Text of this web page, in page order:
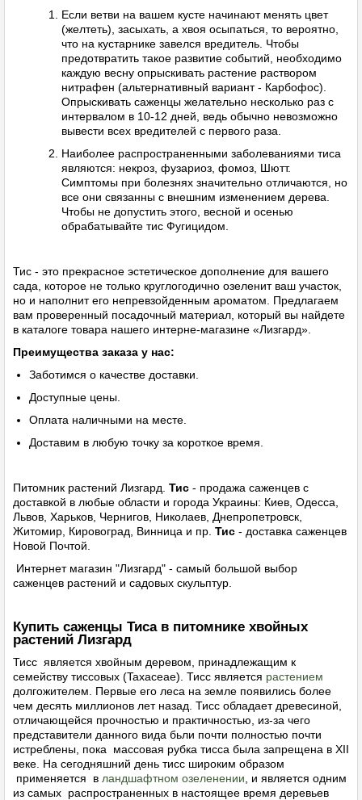
Если ветви на вашем кусте начинают менять цвет
(желтеть), засыхать, а хвоя осыпаться, то вероятно,
что на кустарнике завелся вредитель. Чтобы
предотвратить такое развитие событий, необходимо
каждую весну опрыскивать растение раствором
нитрафен (альтернативный вариант - Карбофос).
Опрыскивать саженцы желательно несколько раз с
интервалом в 10-12 дней, ведь обычно невозможно
вывести всех вредителей с первого раза.
Наиболее распространенными заболеваниями тиса
являются: некроз, фузариоз, фомоз, Шютт.
Симптомы при болезнях значительно отличаются, но
все они связанны с внешним изменением дерева.
Чтобы не допустить этого, весной и осенью
обрабатывайте тис Фугицидом.
Тис - это прекрасное эстетическое дополнение для вашего
сада, которое не только круглогодично озеленит ваш участок,
но и наполнит его непревзойденным ароматом. Предлагаем
вам проверенный посадочный материал, который вы найдете
в каталоге товара нашего интерне-магазине «Лизгард».
Преимущества заказа у нас:
Заботимся о качестве доставки.
Доступные цены.
Оплата наличными на месте.
Доставим в любую точку за короткое время.
Питомник растений Лизгард. Тис - продажа саженцев с
доставкой в ​​любые области и города Украины: Киев, Одесса,
Львов, Харьков, Чернигов, Николаев, Днепропетровск,
Житомир, Кировоград, Винница и пр. Тис - доставка саженцев
Новой Почтой.
Интернет магазин "Лизгард" - самый большой выбор
саженцев растений и садовых скульптур.
Купить саженцы Тиса в питомнике хвойных
растений Лизгард
Тисс является хвойным деревом, принадлежащим к
семейству тиссовых (Taxaceae). Тисс является растением
долгожителем. Первые его леса на земле появились более
чем десять миллионов лет назад. Тисс обладает древесиной,
отличающейся прочностью и практичностью, из-за чего
представители данного вида бьли почти полностью почти
истреблены, пока массовая рубка тисса была запрещена в XII
веке. На сегодняшний день тисс широким образом
применяется в ландшафтном озеленении , и является одним
из самых распространенных в настоящее время деревьев